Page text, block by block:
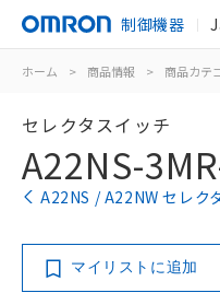
制御機器
ホーム > 商品情報 > 商品カテ
セレクタスイッチ
A22NS-
A22NS / A22NW セレク
マイリストに追加